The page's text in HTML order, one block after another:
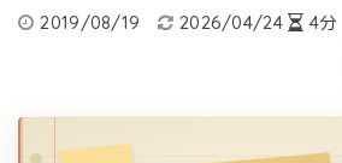
2019/08/19 2026/04/24 4分